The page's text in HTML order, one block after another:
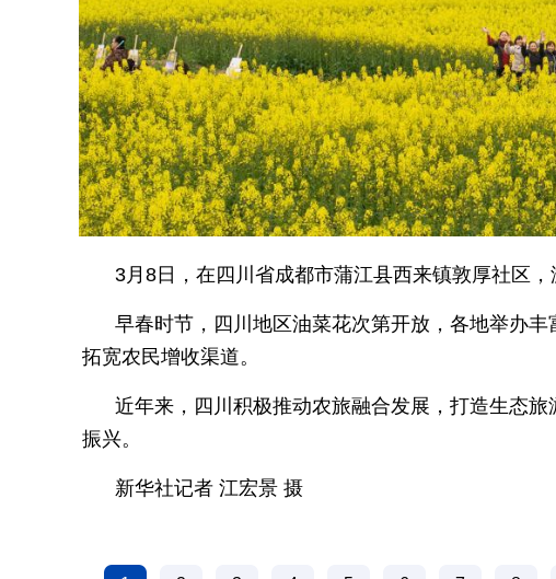
3月8日，在四川省成都市蒲江县西来镇敦厚社区
早春时节，四川地区油菜花次第开放，各地举办
拓宽农民增收渠道。
近年来，四川积极推动农旅融合发展，打造生态
振兴。
新华社记者 江宏景 摄